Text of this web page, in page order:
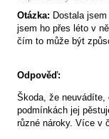
Otázka: Dostala
jsem ho přes léto v
čím to může být
Odpověď:
Škoda, že
podmínkách jej
různé nároky. Více v